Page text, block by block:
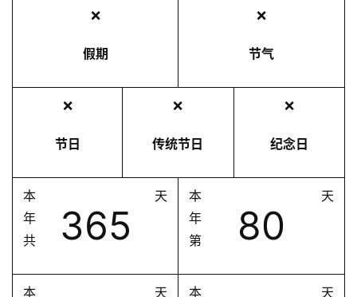
❌
假期
❌
节气
❌
节日
❌
传统节日
❌
纪念日
本
年
共
365
天
本
年
第
80
天
本
天
本
天